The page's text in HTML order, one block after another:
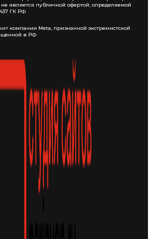
является публичной офертой, определяемой
ГК РФ
компании Meta, признанной экстремистской
в РФ